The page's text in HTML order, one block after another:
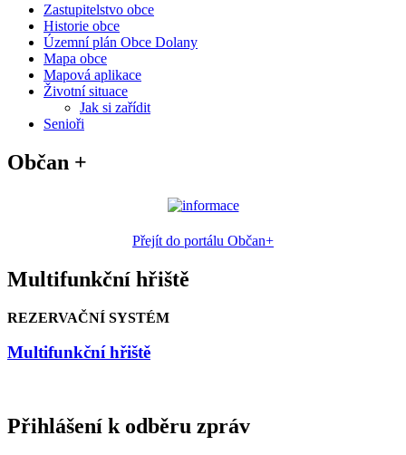
Zastupitelstvo obce
Historie obce
Územní plán Obce Dolany
Mapa obce
Mapová aplikace
Životní situace
Jak si zařídit
Senioři
Občan +
Přejít do portálu Občan+
Multifunkční hřiště
REZERVAČNÍ SYSTÉM
Multifunkční hřiště
Přihlášení k odběru zpráv